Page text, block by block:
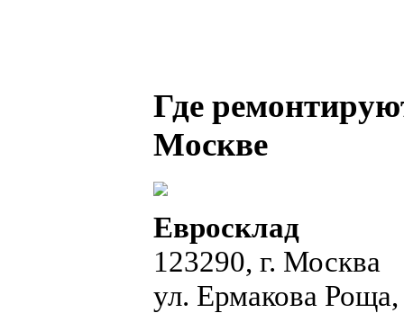
Где
Москве
Евросклад
123290, г. Москва
ул. Ермакова Роща,